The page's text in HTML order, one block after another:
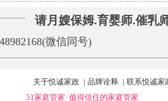
请月嫂保姆.育婴师.催乳
微信同号)‬
关于悦诚家政 | 品牌诠释 | 联系悦诚家
51家庭管家· 值得信任的家庭管家